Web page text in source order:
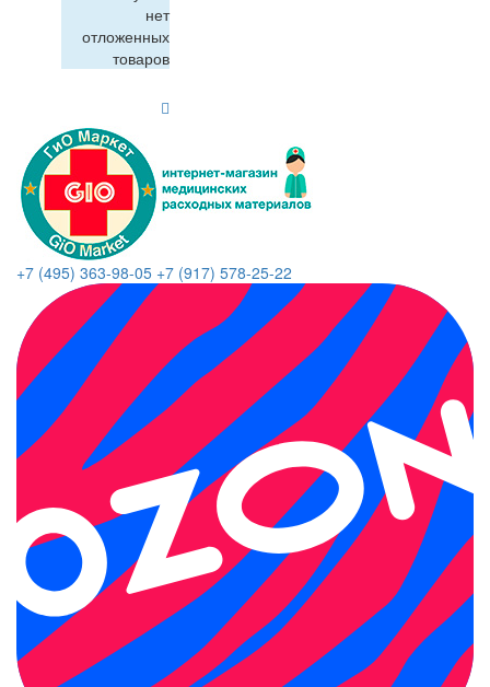
нет
отложенных
товаров
+7 (495) 363-98-05 +7 (917) 578-25-22